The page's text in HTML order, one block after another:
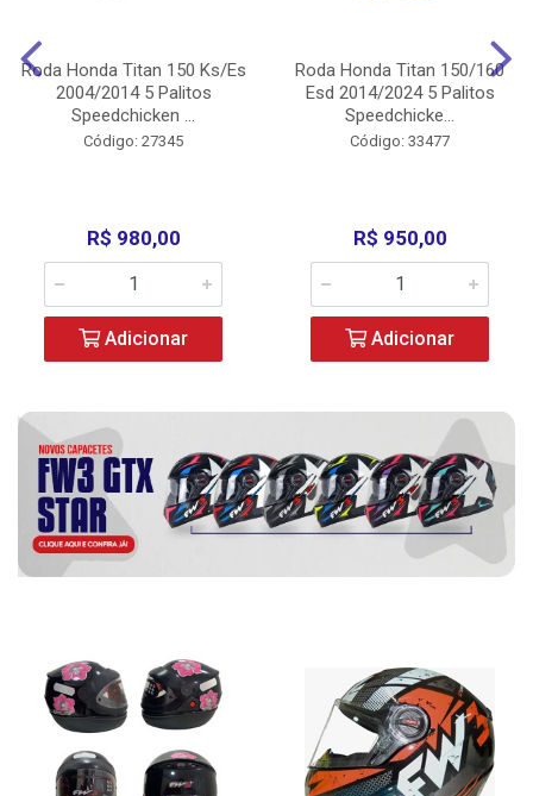
Roda Honda Titan 150 Ks/Es
2004/2014 5 Palitos
Speedchicken ...
Código: 27345
R$ 980,00
Adicionar
Roda Honda Titan 150/160
Esd 2014/2024 5 Palitos
Speedchicke...
Código: 33477
R$ 950,00
Adicionar